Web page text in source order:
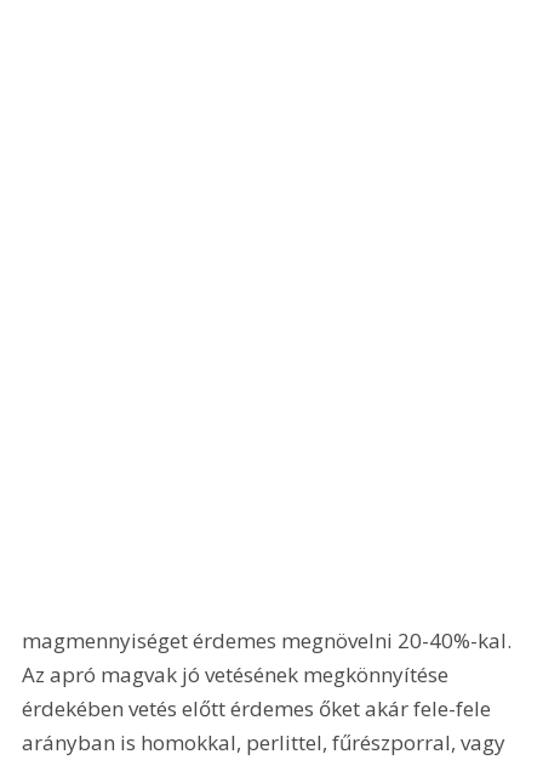
magmennyiséget érdemes megnövelni 20-40%-kal.
Az apró magvak jó vetésének megkönnyítése
érdekében vetés előtt érdemes őket akár fele-fele
arányban is homokkal, perlittel, fűrészporral, vagy